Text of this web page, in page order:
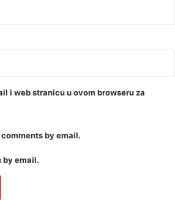
i web stranicu u ovom browseru za
by email.
by email.